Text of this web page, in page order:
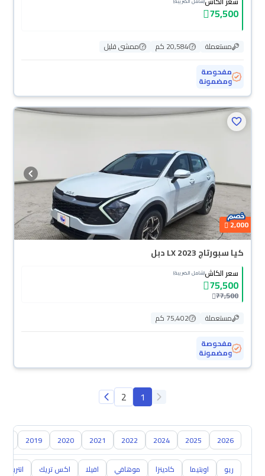
75,500
مستعملة 20,584 كم
ممشى قليل
مفحوصة
ومضمونة
2,000
كيا سبورتاج LX 2023 دبل
سعر الكاش(شامل الضريبة)
75,500
77,500
مستعملة
75,402 كم
مفحوصة
ومضمونة
1
2
2026
2025
2024
2022
2021
2020
2019
ريو اوبتيما كادينزا موهافي افيلا اكس تريك انتربريز